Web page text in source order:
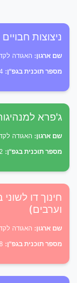
ניצוצות
שם ארגון: האגודה
מספר תוכנית בגפ"ן:
ג'פרא
שם ארגון: האגודה
מספר תוכנית בגפ"ן:
חינוך דו
וערבים)
שם ארגון: האגודה
מספר תוכנית בגפ"ן: